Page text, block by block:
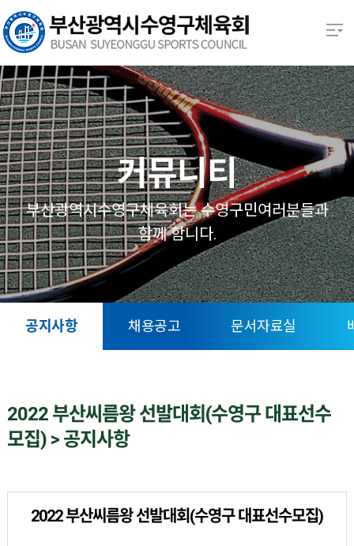
본문 바로가기
열기
열기
열기
열기
열기
열기
커뮤니티
부산광역시수영구체육회는 수영구민여러분들과
함께 함니다.
공지사항 채용공고 문서자료실
2022 부산씨름왕 선발대회(수영구 대표선수
모집) > 공지사항
2022 부산씨름왕 선발대회(수영구 대표선수모집)